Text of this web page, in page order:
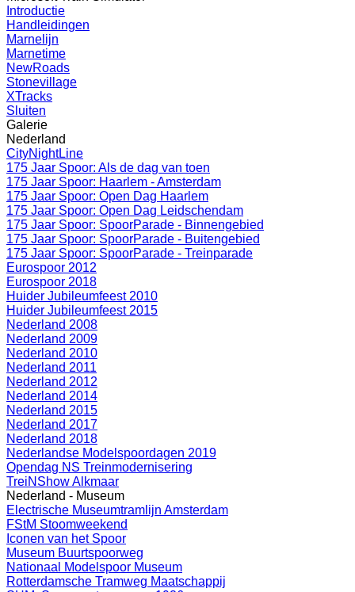
Introductie
Handleidingen
Marnelijn
Marnetime
NewRoads
Stonevillage
XTracks
Sluiten
Galerie
Nederland
CityNightLine
175 Jaar Spoor: Als de dag van toen
175 Jaar Spoor: Haarlem - Amsterdam
175 Jaar Spoor: Open Dag Haarlem
175 Jaar Spoor: Open Dag Leidschendam
175 Jaar Spoor: SpoorParade - Binnengebied
175 Jaar Spoor: SpoorParade - Buitengebied
175 Jaar Spoor: SpoorParade - Treinparade
Eurospoor 2012
Eurospoor 2018
Huider Jubileumfeest 2010
Huider Jubileumfeest 2015
Nederland 2008
Nederland 2009
Nederland 2010
Nederland 2011
Nederland 2012
Nederland 2014
Nederland 2015
Nederland 2017
Nederland 2018
Nederlandse Modelspoordagen 2019
Opendag NS Treinmodernisering
TreiNShow Alkmaar
Nederland - Museum
Electrische Museumtramlijn Amsterdam
FStM Stoomweekend
Iconen van het Spoor
Museum Buurtspoorweg
Nationaal Modelspoor Museum
Rotterdamsche Tramweg Maatschappij